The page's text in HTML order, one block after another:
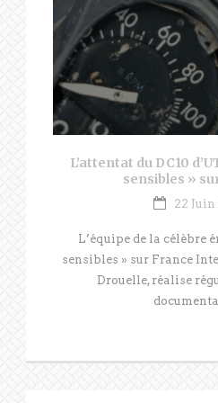
L’attentat du DC10
sensibles »
22
L’équipe de la célèbre
sensibles » sur France
Drouelle, réalise